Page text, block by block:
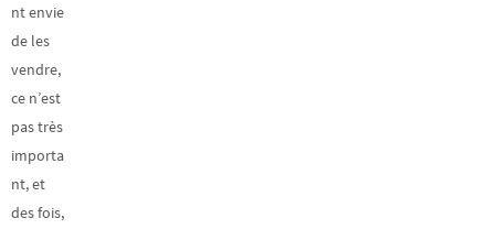
nt envie
de les
vendre,
ce n’est
pas très
importa
nt, et
des fois,